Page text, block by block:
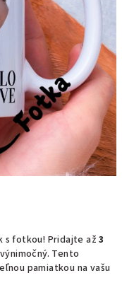
s fotkou! Pridajte až3
Tento
pamiatkou na vašu